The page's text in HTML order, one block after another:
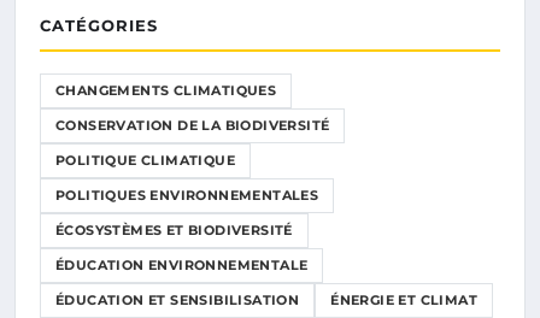
CATÉGORIES
CHANGEMENTS CLIMATIQUES
CONSERVATION DE LA BIODIVERSITÉ
POLITIQUE CLIMATIQUE
POLITIQUES ENVIRONNEMENTALES
ÉCOSYSTÈMES ET BIODIVERSITÉ
ÉDUCATION ENVIRONNEMENTALE
ÉDUCATION ET SENSIBILISATION ÉNERGIE ET CLIMAT